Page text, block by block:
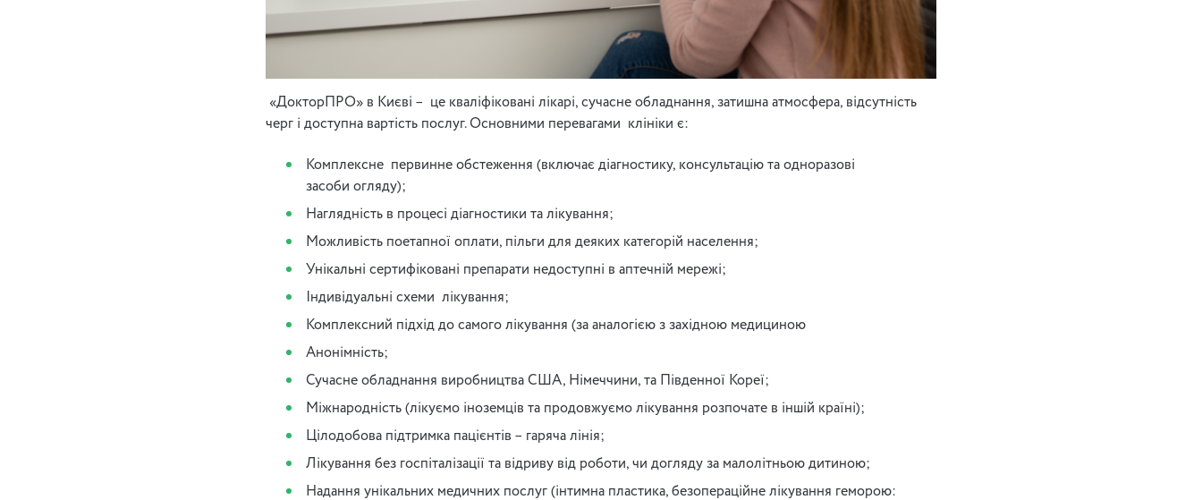
«ДокторПРО» в Києві – це кваліфіковані лікарі, сучасне обладнання, затишна атмосфера, відсутність
черг і доступна вартість послуг. Основними перевагами клініки є:
Комплексне первинне обстеження (включає діагностику, консультацію та одноразові
засоби огляду);
Наглядність в процесі діагностики та лікування;
Можливість поетапної оплати, пільги для деяких категорій населення;
Унікальні сертифіковані препарати недоступні в аптечній мережі;
Індивідуальні схеми лікування;
Комплексний підхід до самого лікування (за аналогією з західною медициною
Анонімність;
Сучасне обладнання виробництва США, Німеччини, та Південної Кореї;
Міжнародність (лікуємо іноземців та продовжуємо лікування розпочате в іншій країні);
Цілодобова підтримка пацієнтів – гаряча лінія;
Лікування без госпіталізації та відриву від роботи, чи догляду за малолітньою дитиною;
Надання унікальних медичних послуг (інтимна пластика, безопераційне лікування геморою: